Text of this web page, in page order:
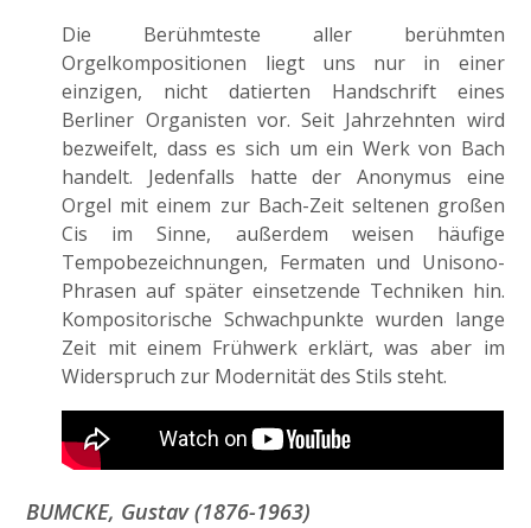
Die Berühmteste aller berühmten
Orgelkompositionen liegt uns nur in einer
einzigen, nicht datierten Handschrift eines
Berliner Organisten vor. Seit Jahrzehnten wird
bezweifelt, dass es sich um ein Werk von Bach
handelt. Jedenfalls hatte der Anonymus eine
Orgel mit einem zur Bach-Zeit seltenen großen
Cis im Sinne, außerdem weisen häufige
Tempobezeichnungen, Fermaten und Unisono-
Phrasen auf später einsetzende Techniken hin.
Kompositorische Schwachpunkte wurden lange
Zeit mit einem Frühwerk erklärt, was aber im
Widerspruch zur Modernität des Stils steht.
BUMCKE, Gustav (1876-1963)